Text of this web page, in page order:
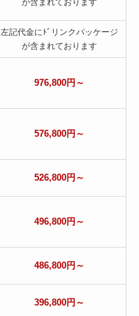
が含まれております
左記代金にﾄﾞリンクパッケージ
が含まれております
976,800円～
576,800円～
526,800円～
496,800円～
486,800円～
396,800円～